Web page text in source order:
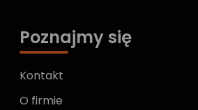
Poznajmy się
Kontakt
O firmie